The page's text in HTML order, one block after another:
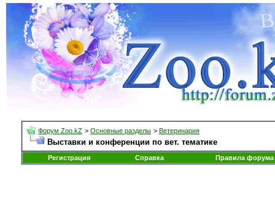
Форум Zoo.kZ > Основные разделы > Ветеринария
Выставки и конференции по вет. тематике
Регистрация Справка Правила форума